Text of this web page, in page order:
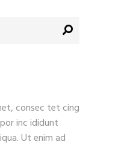
consec tet cing
inc ididunt
Ut enim ad